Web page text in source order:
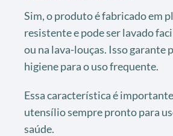
Sim, o produto é fabricado em
resistente e pode ser lavado
ou na lava-louças. Isso garante
higiene para o uso frequente.
Essa característica é
utensílio sempre pronto para
saúde.